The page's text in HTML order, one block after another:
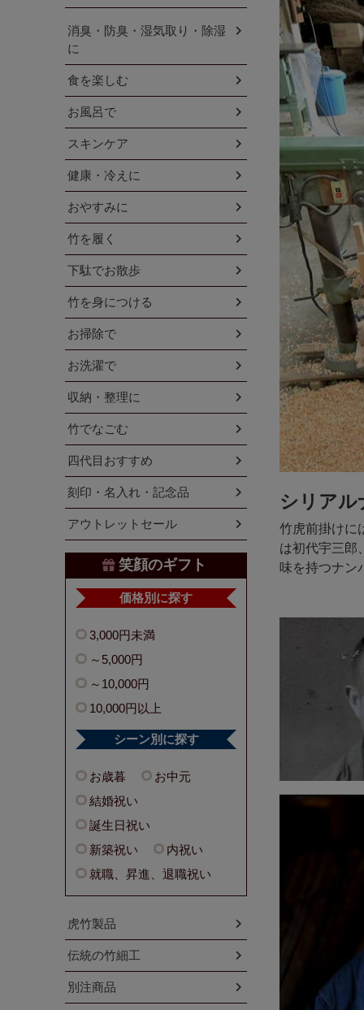
シリアル
竹虎前掛けに
は初代宇三郎
味を持つナン
消臭・防臭・湿気取り・除湿
に
食を楽しむ
お風呂で
スキンケア
健康・冷えに
おやすみに
竹を履く
下駄でお散歩
竹を身につける
お掃除で
お洗濯で
収納・整理に
竹でなごむ
四代目おすすめ
刻印・名入れ・記念品
アウトレットセール
笑顔のギフト
価格別に探す
3,000円未満
～5,000円
～10,000円
10,000円以上
シーン別に探す
お歳暮
お中元
結婚祝い
誕生日祝い
新築祝い
内祝い
就職、昇進、退職祝い
虎竹製品
伝統の竹細工
別注商品